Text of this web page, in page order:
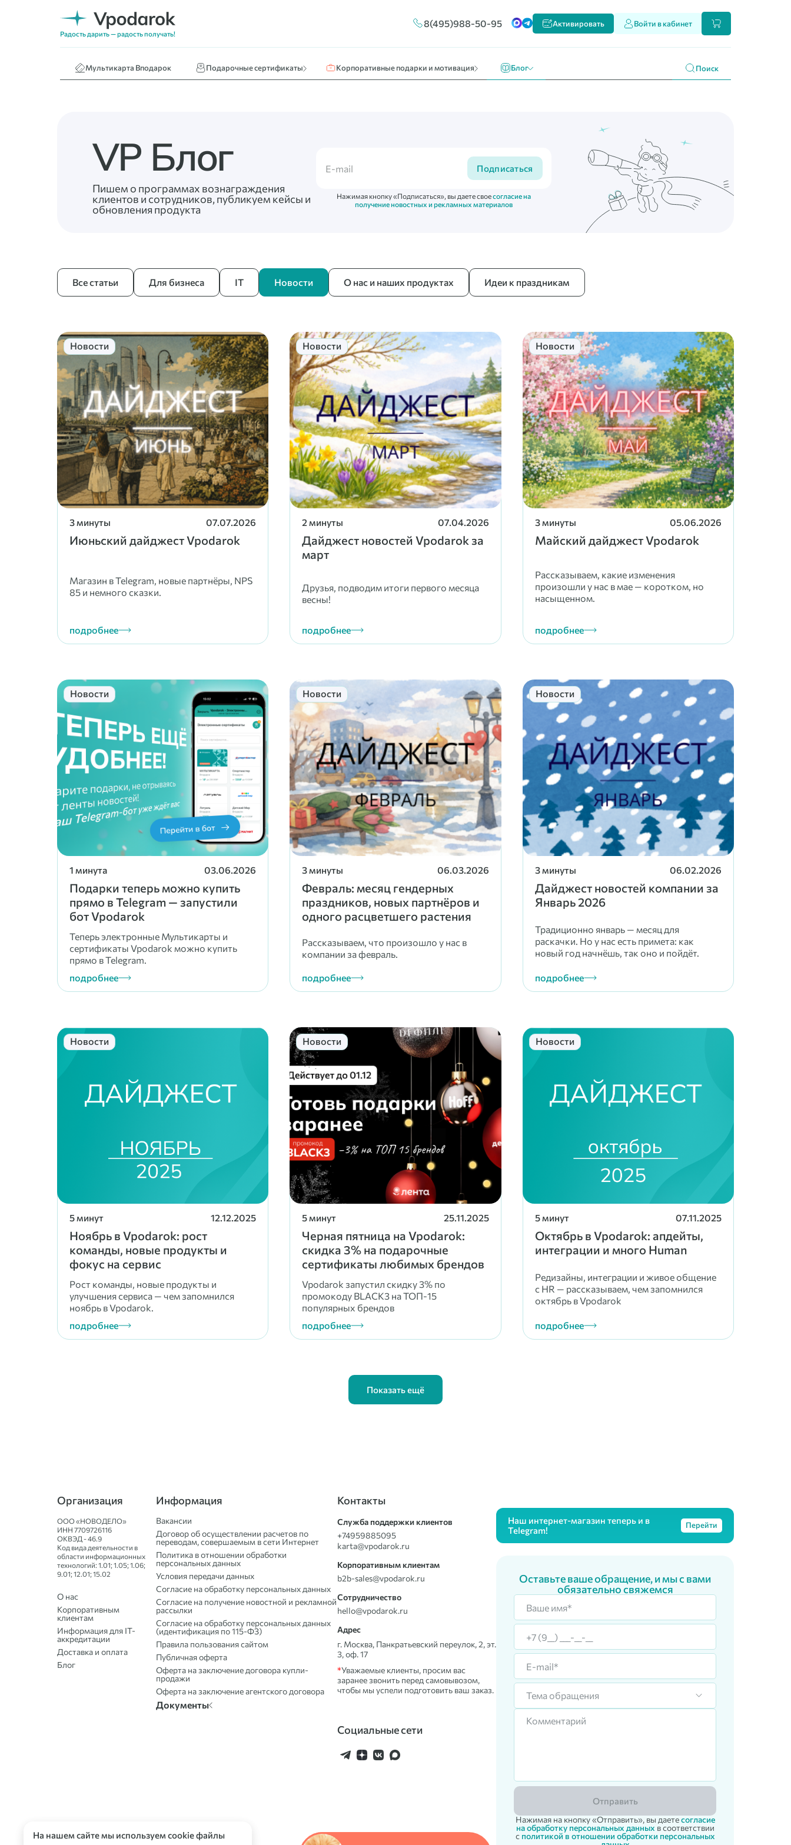
Радость дарить — радость получать!
8(495)988-50-95 Активировать Войти в кабинет
Мультикарта Вподарок Подарочные сертификаты
Кино, театр, развлечения
Книги
Корпоративные подарки и мотивация
Массовые выплаты
Блог
О нас и наших продуктах
Идеи к праздникам
Поиск
VP Блог
Пишем о программах вознаграждения
клиентов и сотрудников, публикуем кейсы и
обновления продукта
Подписаться
Нажимая кнопку «Подписаться», вы даете своесогласие на
получение новостных и рекламных материалов
Все статьи Для бизнеса IT Новости О нас и наших продуктах Идеи к праздникам
3 минуты 07.07.2026
Июньский дайджест Vpodarok
Магазин в Telegram, новые партнёры, NPS
85 и немного сказки.
подробнее
Новости
2 минуты 07.04.2026
Дайджест новостей Vpodarok за
март
Друзья, подводим итоги первого месяца
весны!
подробнее
Новости
3 минуты 05.06.2026
Майский дайджест Vpodarok
Рассказываем, какие изменения
произошли у нас в мае — коротком, но
насыщенном.
подробнее
Новости
1 минута 03.06.2026
Подарки теперь можно купить
прямо в Telegram — запустили
бот Vpodarok
Теперь электронные Мультикарты и
сертификаты Vpodarok можно купить
прямо в Telegram.
подробнее
Новости
3 минуты 06.03.2026
Февраль: месяц гендерных
праздников, новых партнёров и
одного расцветшего растения
Рассказываем, что произошло у нас в
компании за февраль.
подробнее
Новости
3 минуты 06.02.2026
Дайджест новостей компании за
Январь 2026
Традиционно январь — месяц для
раскачки. Но у нас есть примета: как
новый год начнёшь, так оно и пойдёт.
подробнее
Новости
5 минут 12.12.2025
Ноябрь в Vpodarok: рост
команды, новые продукты и
фокус на сервис
Рост команды, новые продукты и
улучшения сервиса — чем запомнился
ноябрь в Vpodarok.
подробнее
Новости
5 минут 25.11.2025
Черная пятница на Vpodarok:
скидка 3% на подарочные
сертификаты любимых брендов
Vpodarok запустил скидку 3% по
промокоду BLACK3 на ТОП-15
популярных брендов
подробнее
Новости
5 минут 07.11.2025
Октябрь в Vpodarok: апдейты,
интеграции и много Human
Редизайны, интеграции и живое общение
с HR — рассказываем, чем запомнился
октябрь в Vpodarok
подробнее
Новости
Показать ещё
Организация
ООО «НОВОДЕЛО»
ИНН 7709726116
ОКВЭД - 46.9
Код вида деятельности в
области информационных
технологий: 1.01; 1.05; 1.06;
9.01; 12.01; 15.02
О нас
Корпоративным
клиентам
Информация для IT-
аккредитации
Доставка и оплата
Блог
Информация
Вакансии
Договор об осуществлении расчетов по
переводам, совершаемым в сети Интернет
Политика в отношении обработки
персональных данных
Условия передачи данных
Согласие на обработку персональных данных
Согласие на получение новостной и рекламной
рассылки
Согласие на обработку персональных данных
(идентификация по 115-ФЗ)
Правила пользования сайтом
Публичная оферта
Оферта на заключение договора купли-
продажи
Оферта на заключение агентского договора
Документы
Контакты
Служба поддержки клиентов
+74959885095
karta@vpodarok.ru
Корпоративным клиентам
b2b-sales@vpodarok.ru
Сотрудничество
hello@vpodarok.ru
Адрес
г. Москва, Панкратьевский переулок, 2, эт.
3, оф. 17
*Уважаемые клиенты, просим вас
заранее звонить перед самовывозом,
чтобы мы успели подготовить ваш заказ.
Социальные сети
Наш интернет-магазин теперь и в
Telegram!
Перейти
Оставьте ваше обращение, и мы с вами
обязательно свяжемся
Тема обращения
Отправить
Нажимая на кнопку «Отправить», вы даетесогласие
на обработку персональных данных в соответствии
с политикой в отношении обработки персональных
На нашем сайте мы используем cookie файлы